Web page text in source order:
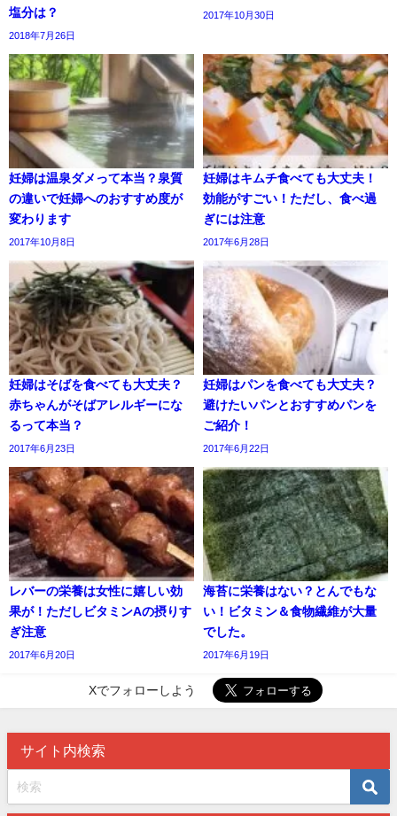
塩分は？
2018年7月26日
2017年10月30日
妊婦は温泉ダメって本当？泉質
の違いで妊婦へのおすすめ度が
変わります
2017年10月8日
妊婦はキムチ食べても大丈夫！
効能がすごい！ただし、食べ過
ぎには注意
2017年6月28日
妊婦はそばを食べても大丈夫？
赤ちゃんがそばアレルギーにな
るって本当？
2017年6月23日
妊婦はパンを食べても大丈夫？
避けたいパンとおすすめパンを
ご紹介！
2017年6月22日
レバーの栄養は女性に嬉しい効
果が！ただしビタミンAの摂りす
ぎ注意
2017年6月20日
海苔に栄養はない？とんでもな
い！ビタミン＆食物繊維が大量
でした。
2017年6月19日
Xでフォローしよう
サイト内検索